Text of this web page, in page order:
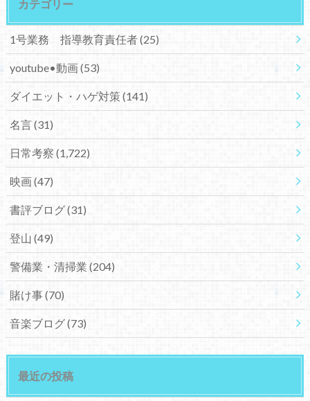
カテゴリー
1号業務 指導教育責任者(25)
youtube•動画(53)
ダイエット・ハゲ対策(141)
名言(31)
日常考察 (1,722)
映画(47)
書評ブログ(31)
登山 (49)
警備業・清掃業 (204)
賭け事(70)
音楽ブログ(73)
最近の投稿